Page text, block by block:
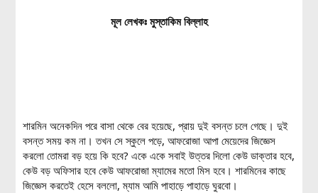
মূল লেখকঃ মুস্তাকিম বিল্লাহ
শারমিন অনেকদিন পরে বাসা থেকে বের হয়েছে, প্রায় দুই বসন্ত চলে গেছে। দুই
বসন্ত সময় কম না। তখন সে স্কুলে পড়ে, আফরোজা আপা মেয়েদের জিজ্ঞেস
করলো তোমরা বড় হয়ে কি হবে? একে একে সবাই উত্তর দিলো কেউ ডাক্তার হবে,
কেউ বড় অফিসার হবে কেউ আফরোজা ম্যামের মতো মিস হবে। শারমিনের কাছে
জিজ্ঞেস করতেই হেসে বললো, ম্যাম আমি পাহাড়ে পাহাড়ে ঘুরবো।